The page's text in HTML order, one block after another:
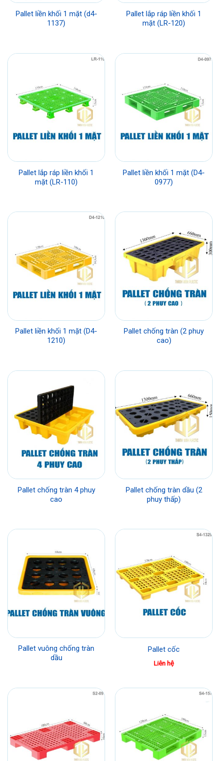
Pallet liền khối 1 mặt (d4-
1137)
Pallet lắp ráp liền khối 1
mặt (LR-120)
Pallet lắp ráp liền khối 1
mặt (LR-110)
Pallet liền khối 1 mặt (D4-
0977)
Pallet liền khối 1 mặt (D4-
1210)
Pallet chống tràn (2 phuy
cao)
Pallet chống tràn 4 phuy
cao
Pallet chống tràn dầu (2
phuy thấp)
Pallet vuông chống tràn
dầu
Pallet cốc
Liên hệ